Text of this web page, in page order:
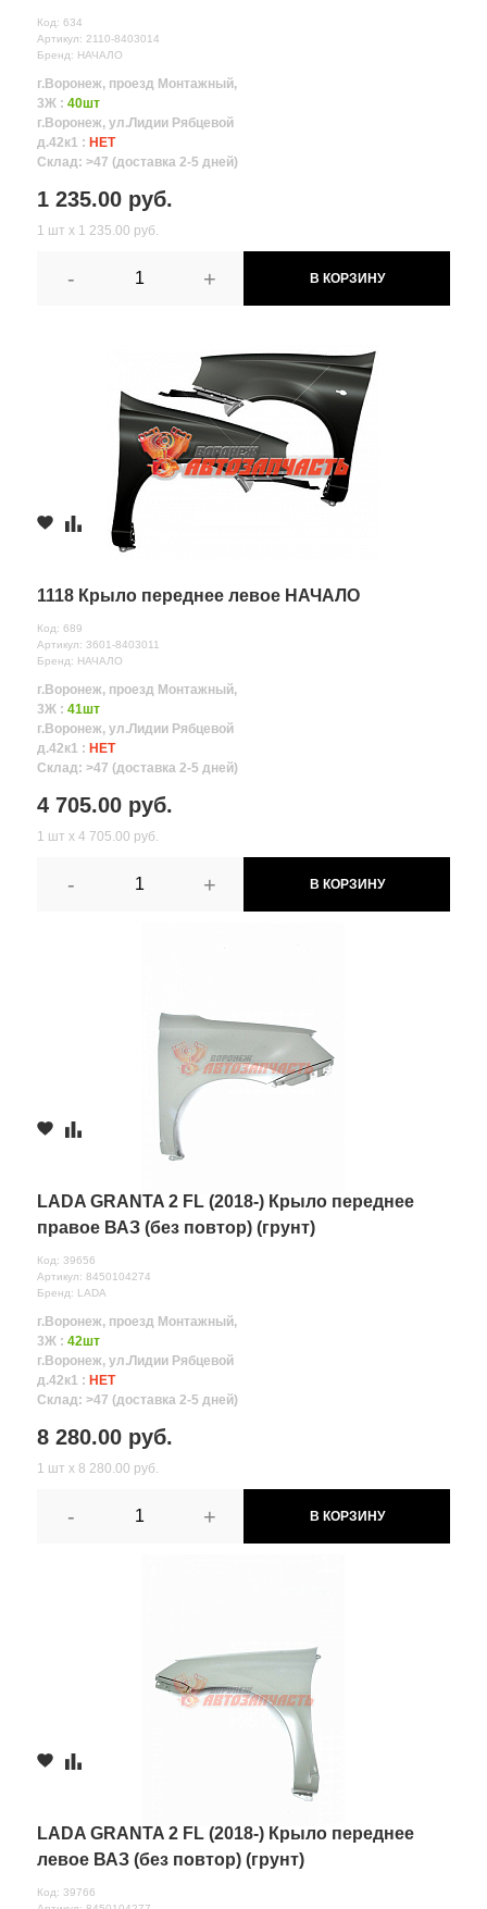
Код: 634
Артикул: 2110-8403014
Бренд: НАЧАЛО
г.Воронеж, проезд Монтажный,
3Ж : 40шт
г.Воронеж, ул.Лидии Рябцевой
д.42к1 : НЕТ
Склад: >47 (доставка 2-5 дней)
1 235.00 руб.
1 шт х 1 235.00 руб.
- + В КОРЗИНУ
1118 Крыло переднее левое НАЧАЛО
Код: 689
Артикул: 3601-8403011
Бренд: НАЧАЛО
г.Воронеж, проезд Монтажный,
3Ж : 41шт
г.Воронеж, ул.Лидии Рябцевой
д.42к1 : НЕТ
Склад: >47 (доставка 2-5 дней)
4 705.00 руб.
1 шт х 4 705.00 руб.
- + В КОРЗИНУ
LADA GRANTA 2 FL (2018-) Крыло переднее
правое ВАЗ (без повтор) (грунт)
Код: 39656
Артикул: 8450104274
Бренд: LADA
г.Воронеж, проезд Монтажный,
3Ж : 42шт
г.Воронеж, ул.Лидии Рябцевой
д.42к1 : НЕТ
Склад: >47 (доставка 2-5 дней)
8 280.00 руб.
1 шт х 8 280.00 руб.
- + В КОРЗИНУ
LADA GRANTA 2 FL (2018-) Крыло переднее
левое ВАЗ (без повтор) (грунт)
Код: 39766